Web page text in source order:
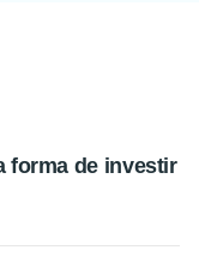
forma de investir